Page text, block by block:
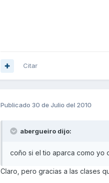
Citar
Publicado 30 de Julio del 2010
abergueiro dijo:
coño si el tio aparca como yo
Claro, pero gracias a las clases